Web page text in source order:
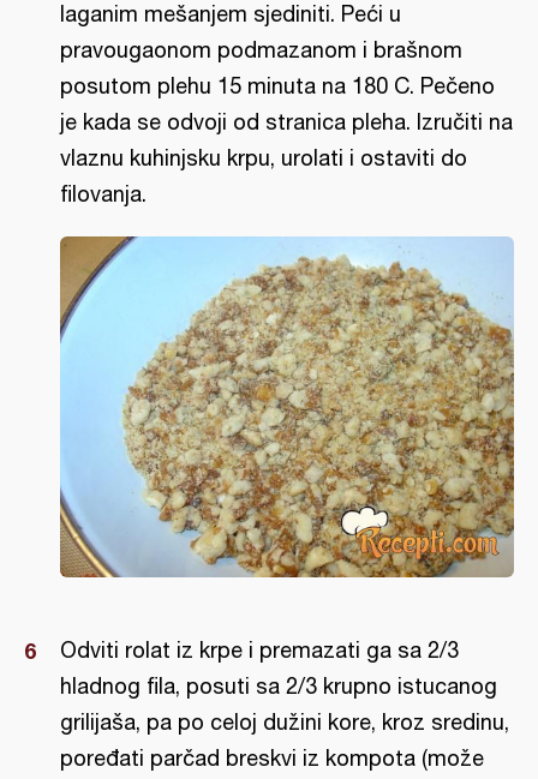
laganim mešanjem sjediniti. Peći u
pravougaonom podmazanom i brašnom
posutom plehu 15 minuta na 180 C. Pečeno
je kada se odvoji od stranica pleha. Izručiti na
vlaznu kuhinjsku krpu, urolati i ostaviti do
filovanja.
Odviti rolat iz krpe i premazati ga sa 2/3
hladnog fila, posuti sa 2/3 krupno istucanog
grilijaša, pa po celoj dužini kore, kroz sredinu,
poređati parčad breskvi iz kompota (može